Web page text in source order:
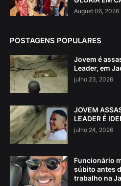
August 06, 2026
POSTAGENS POPULARES
Jovem é
Leader, em
julho 23, 2026
JOVEM
LEADER É
julho 24, 2026
Funcionário
súbito antes
trabalho na